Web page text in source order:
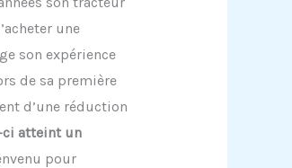
une
son expérience
de sa première
d’une réduction
ci atteint un
pour